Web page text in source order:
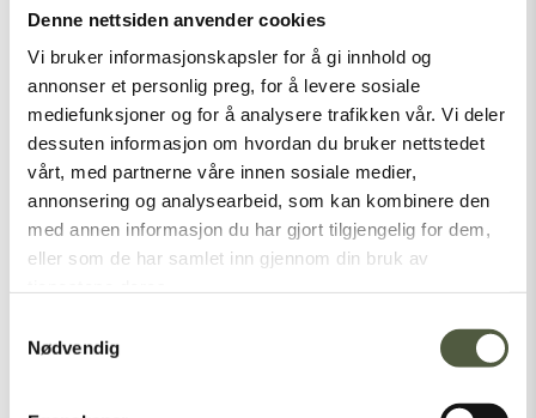
Denne nettsiden anvender cookies
Vi bruker informasjonskapsler for å gi innhold og
annonser et personlig preg, for å levere sosiale
mediefunksjoner og for å analysere trafikken vår. Vi deler
dessuten informasjon om hvordan du bruker nettstedet
vårt, med partnerne våre innen sosiale medier,
annonsering og analysearbeid, som kan kombinere den
med annen informasjon du har gjort tilgjengelig for dem,
eller som de har samlet inn gjennom din bruk av
Nødvendig
Latest Posts
Categories
Nasjonalparker
Sommer
[vc_empty_space height=”1px”]